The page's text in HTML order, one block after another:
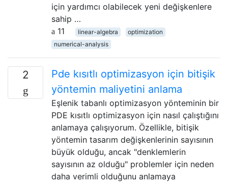
için yardımcı olabilecek yeni değişkenlere
sahip …
11
linear-algebra
optimization
numerical-analysis
2
Pde kısıtlı optimizasyon için bitişik
yöntemin maliyetini anlama
Eşlenik tabanlı optimizasyon yönteminin bir
PDE kısıtlı optimizasyon için nasıl çalıştığını
anlamaya çalışıyorum. Özellikle, bitişik
yöntemin tasarım değişkenlerinin sayısının
büyük olduğu, ancak "denklemlerin
sayısının az olduğu" problemler için neden
daha verimli olduğunu anlamaya